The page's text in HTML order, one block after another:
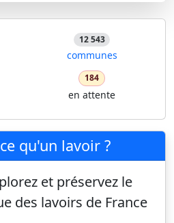
12 543
communes
184
en attente
qu'un lavoir ?
et préservez le
des lavoirs de France